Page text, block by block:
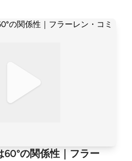
こちら✨ htt
stand.fmでは、この放送に
の関係性｜フラー